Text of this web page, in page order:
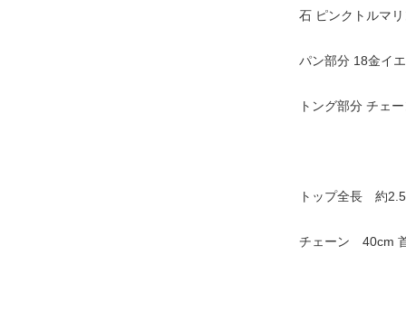
石 ピンクトルマ
パン部分 18金イ
トング部分 チェ
トップ全長 約2.5
チェーン 40cm